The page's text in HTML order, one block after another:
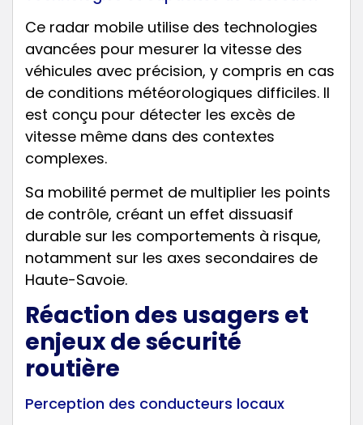
Ce radar mobile utilise des technologies
avancées pour mesurer la vitesse des
véhicules avec précision, y compris en cas
de conditions météorologiques difficiles. Il
est conçu pour détecter les excès de
vitesse même dans des contextes
complexes.
Sa mobilité permet de multiplier les points
de contrôle, créant un effet dissuasif
durable sur les comportements à risque,
notamment sur les axes secondaires de
Haute-Savoie.
Réaction des usagers et
enjeux de sécurité
routière
Perception des conducteurs locaux